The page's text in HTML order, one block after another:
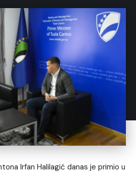
Irfan Halilagić danas je primio u